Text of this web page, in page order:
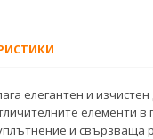
елегантен и
елементи
и